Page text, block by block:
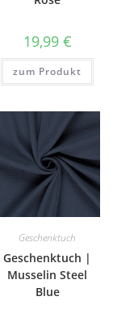
19,99 €
zum Produkt
Geschenktuch
Geschenktuch |
Musselin Steel
Blue